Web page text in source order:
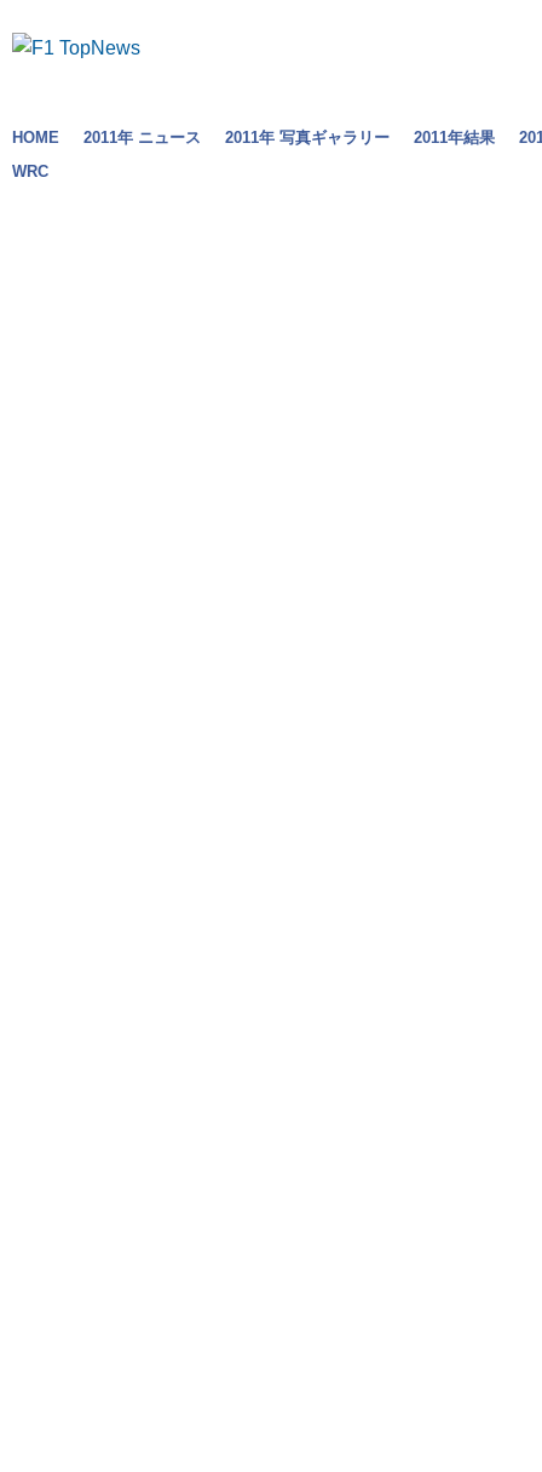
HOME 2011年 ニュース 2011年 写真ギャラリー 2011年結果
WRC